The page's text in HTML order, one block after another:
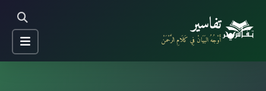
تفاسير
أَوْجُهُ البَيَانْ فِي كَلَامِ الرَّحْمَنْ